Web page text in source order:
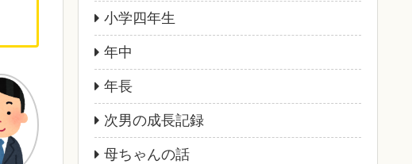
小学四年生
年中
年長
次男の成長記録
母ちゃんの話